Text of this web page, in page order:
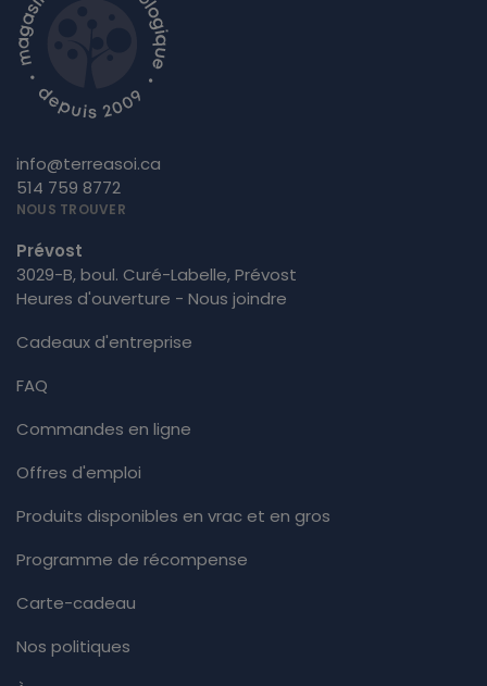
info@terreasoi.ca
514 759 8772
NOUS TROUVER
Prévost
3029-B, boul. Curé-Labelle, Prévost
Heures d'ouverture - Nous joindre
Cadeaux d'entreprise
FAQ
Commandes en ligne
Offres d'emploi
Produits disponibles en vrac et en gros
Programme de récompense
Carte-cadeau
Nos politiques